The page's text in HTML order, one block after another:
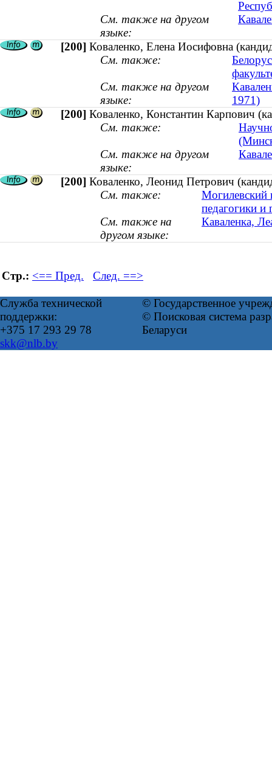
См. также на другом
языке:
[200] Коваленко, Елена Иосифовна
См. также:
См. также на другом
языке:
1971)
[200] Коваленко, Константин Карпович
См. также:
См. также на другом
языке:
[200] Коваленко, Леонид Петрович
См. также:
Могилевский
педагогики и
См. также на
другом языке:
Каваленка,
Стр.: <== Пред. След. ==>
Служба технической
поддержки:
+375 17 293 29 78
skk@nlb.by
© Государственное
© Поисковая система
Беларуси